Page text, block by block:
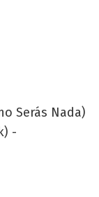
Serás Nada)
-